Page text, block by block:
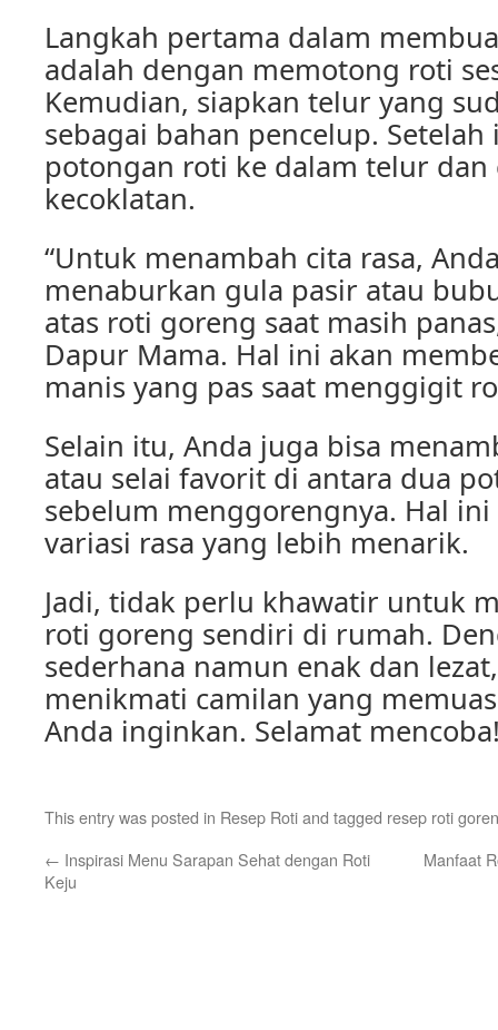
Langkah pertama dalam
adalah dengan memotong roti
Kemudian, siapkan telur yang
sebagai bahan pencelup.
potongan roti ke dalam telur
kecoklatan.
“Untuk menambah cita rasa,
menaburkan gula pasir atau
atas roti goreng saat masih
Dapur Mama. Hal ini akan
manis yang pas saat menggigit
Selain itu, Anda juga bisa
atau selai favorit di antara dua
sebelum menggorengnya. Hal
variasi rasa yang lebih menarik.
Jadi, tidak perlu khawatir untuk
roti goreng sendiri di rumah.
sederhana namun enak dan
menikmati camilan yang
Anda inginkan. Selamat
This entry was posted in Resep Rotiand tagged resep roti
← Inspirasi Menu Sarapan Sehat dengan Roti
Keju
Manfaat